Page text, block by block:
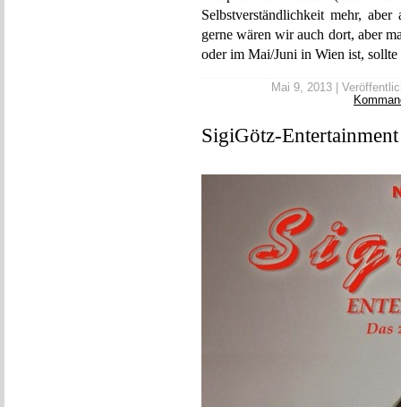
Selbstverständlichkeit mehr,
gerne wären wir auch dort, aber
oder im Mai/Juni in Wien ist, sollte
Mai 9, 2013 |
SigiGötz-